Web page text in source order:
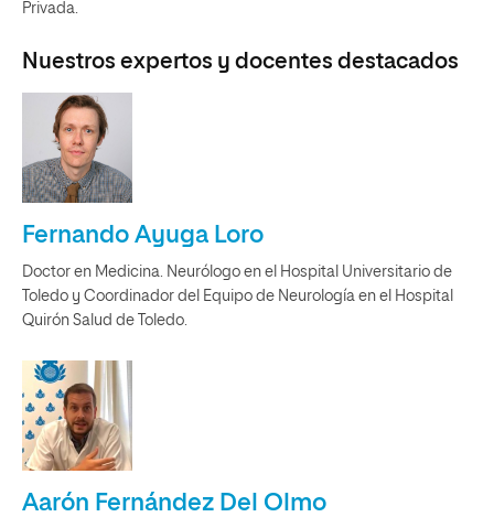
Privada.
Nuestros expertos y docentes destacados
Fernando Ayuga Loro
Doctor en Medicina. Neurólogo en el Hospital Universitario de
Toledo y Coordinador del Equipo de Neurología en el Hospital
Quirón Salud de Toledo.
Aarón Fernández Del Olmo